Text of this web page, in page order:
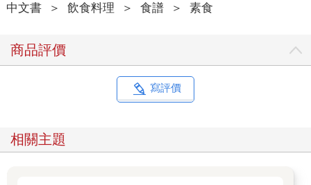
中文書 ＞ 飲食料理 ＞ 食譜 ＞ 素食
商品評價
寫評價
相關主題